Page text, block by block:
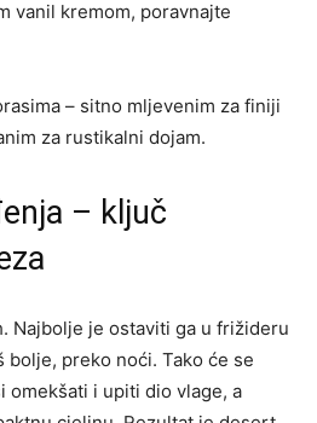
vanil kremom, poravnajte
– sitno mljevenim za finiji
za rustikalni dojam.
– ključ
Najbolje je ostaviti ga u frižideru
bolje, preko noći. Tako će se
omekšati i upiti dio vlage, a